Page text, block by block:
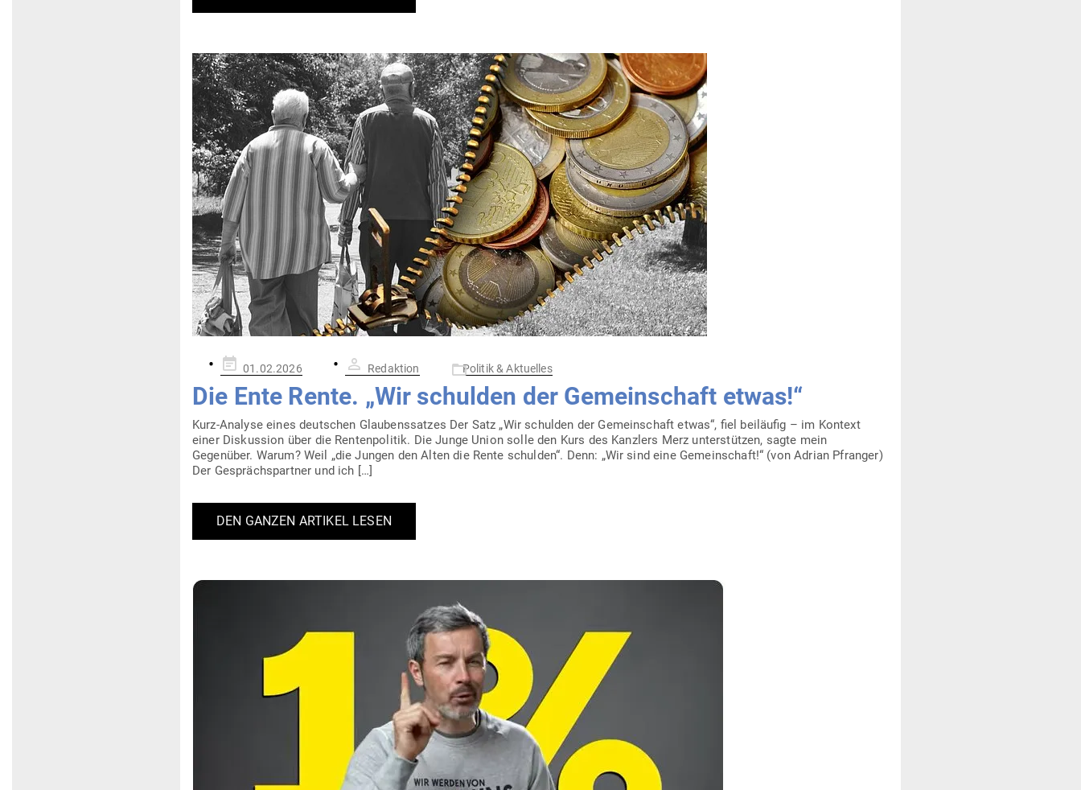
Gepostet
am
01.02.2026 Redaktion Politik & Aktuelles
Die Ente Rente. „Wir schulden der Gemein­schaft etwas!“
Kurz-Analyse eines deut­schen Glau­bens­satzes Der Satz „Wir schulden der Gemein­schaft etwas“, fiel bei­läufig – im Kontext
einer Dis­kussion über die Ren­ten­po­litik. Die Junge Union solle den Kurs des Kanzlers Merz unter­stützen, sagte mein
Gegenüber. Warum? Weil „die Jungen den Alten die Rente schulden“. Denn: „Wir sind eine Gemein­schaft!“ (von Adrian Pfranger)
Der Gesprächs­partner und ich […]
DEN GANZEN ARTIKEL LESEN